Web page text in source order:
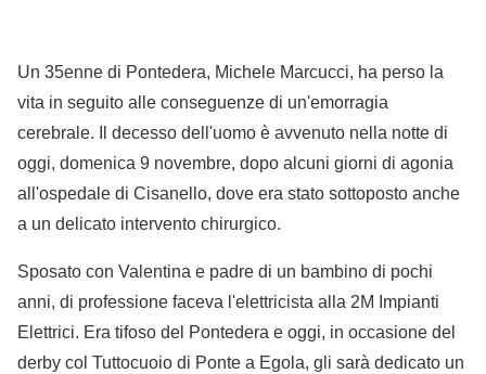
Un 35enne di Pontedera, Michele Marcucci, ha perso la
vita in seguito alle conseguenze di un'emorragia
cerebrale. Il decesso dell'uomo è avvenuto nella notte di
oggi, domenica 9 novembre, dopo alcuni giorni di agonia
all'ospedale di Cisanello, dove era stato sottoposto anche
a un delicato intervento chirurgico.
Sposato con Valentina e padre di un bambino di pochi
anni, di professione faceva l'elettricista alla 2M Impianti
Elettrici. Era tifoso del Pontedera e oggi, in occasione del
derby col Tuttocuoio di Ponte a Egola, gli sarà dedicato un